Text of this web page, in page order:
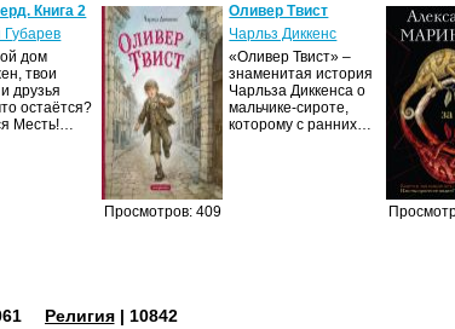
Книга 2
Губарев
дом
твои
друзья
остаётся?
Месть!…
Просмотров: 409
Оливер Твист
Чарльз Диккенс
«Оливер Твист» –
знаменитая история
Чарльза Диккенса о
мальчике-сироте,
которому с ранних…
Религия| 10842